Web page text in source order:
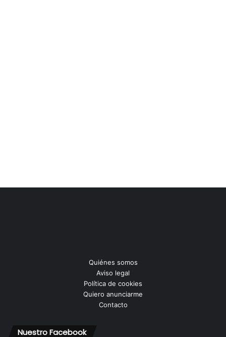
Quiénes somos
Aviso legal
Política de cookies
Quiero anunciarme
Contacto
Nuestro Facebook